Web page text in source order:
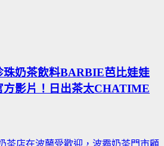
珠奶茶飲料BARBIE芭比娃娃
方影片！日出茶太CHATIME